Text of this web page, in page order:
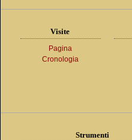
Visite
Pagina
Cronologia
Strumenti